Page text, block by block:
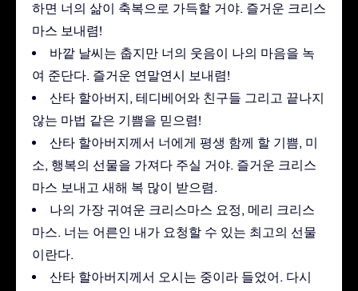
하면 너의 삶이 축복으로 가득할 거야. 즐거운 크리스
마스 보내렴!
바깥 날씨는 춥지만 너의 웃음이 나의 마음을 녹
여 준단다. 즐거운 연말연시 보내렴!
산타 할아버지, 테디베어와 친구들 그리고 끝나지
않는 마법 같은 기쁨을 믿으렴!
산타 할아버지께서 너에게 평생 함께 할 기쁨, 미
소, 행복의 선물을 가져다 주실 거야. 즐거운 크리스
마스 보내고 새해 복 많이 받으렴.
나의 가장 귀여운 크리스마스 요정, 메리 크리스
마스. 너는 어른인 내가 요청할 수 있는 최고의 선물
이란다.
산타 할아버지께서 오시는 중이라 들었어. 다시